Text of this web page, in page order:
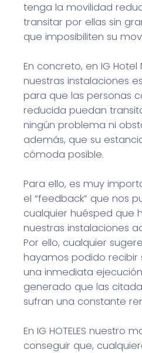
tenga la movilidad
transitar por ellas sin
que imposibiliten su
En concreto, en IG Hotel
nuestras instalaciones
para que las personas
reducida puedan
ningún problema ni
además, que su
cómoda posible.
Para ello, es muy
el “feedback” que nos
cualquier huésped que
nuestras instalaciones
Por ello, cualquier
hayamos podido recibir
una inmediata
generado que las
sufran una constante
En IG HOTELES nuestro
conseguir que,